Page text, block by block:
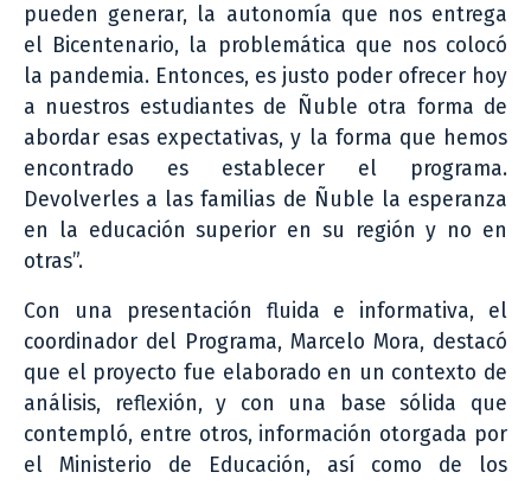
pueden generar, la autonomía que nos entrega
el Bicentenario, la problemática que nos colocó
la pandemia. Entonces, es justo poder ofrecer hoy
a nuestros estudiantes de Ñuble otra forma de
abordar esas expectativas, y la forma que hemos
encontrado es establecer el programa.
Devolverles a las familias de Ñuble la esperanza
en la educación superior en su región y no en
otras”.
Con una presentación fluida e informativa, el
coordinador del Programa, Marcelo Mora, destacó
que el proyecto fue elaborado en un contexto de
análisis, reflexión, y con una base sólida que
contempló, entre otros, información otorgada por
el Ministerio de Educación, así como de los